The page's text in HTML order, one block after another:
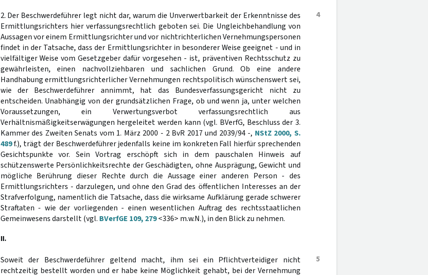
4
2. Der Beschwerdeführer legt nicht dar, warum die Unverwertbarkeit der Erkenntnisse des
Ermittlungsrichters hier verfassungsrechtlich geboten sei. Die Ungleichbehandlung von
Aussagen vor einem Ermittlungsrichter und vor nichtrichterlichen Vernehmungspersonen
findet in der Tatsache, dass der Ermittlungsrichter in besonderer Weise geeignet - und in
vielfältiger Weise vom Gesetzgeber dafür vorgesehen - ist, präventiven Rechtsschutz zu
gewährleisten, einen nachvollziehbaren und sachlichen Grund. Ob eine andere
Handhabung ermittlungsrichterlicher Vernehmungen rechtspolitisch wünschenswert sei,
wie der Beschwerdeführer annimmt, hat das Bundesverfassungsgericht nicht zu
entscheiden. Unabhängig von der grundsätzlichen Frage, ob und wenn ja, unter welchen
Voraussetzungen, ein Verwertungsverbot verfassungsrechtlich aus
Verhältnismäßigkeitserwägungen hergeleitet werden kann (vgl. BVerfG, Beschluss der 3.
Kammer des Zweiten Senats vom 1. März 2000 - 2 BvR 2017 und 2039/94 -, NStZ 2000, S.
489f.), trägt der Beschwerdeführer jedenfalls keine im konkreten Fall hierfür sprechenden
Gesichtspunkte vor. Sein Vortrag erschöpft sich in dem pauschalen Hinweis auf
schützenswerte Persönlichkeitsrechte der Geschädigten, ohne Ausprägung, Gewicht und
mögliche Berührung dieser Rechte durch die Aussage einer anderen Person - des
Ermittlungsrichters - darzulegen, und ohne den Grad des öffentlichen Interesses an der
Strafverfolgung, namentlich die Tatsache, dass die wirksame Aufklärung gerade schwerer
Straftaten - wie der vorliegenden - einen wesentlichen Auftrag des rechtsstaatlichen
Gemeinwesens darstellt (vgl. BVerfGE 109, 279<336> m.w.N.), in den Blick zu nehmen.
II.
5
Soweit der Beschwerdeführer geltend macht, ihm sei ein Pflichtverteidiger nicht
rechtzeitig bestellt worden und er habe keine Möglichkeit gehabt, bei der Vernehmung